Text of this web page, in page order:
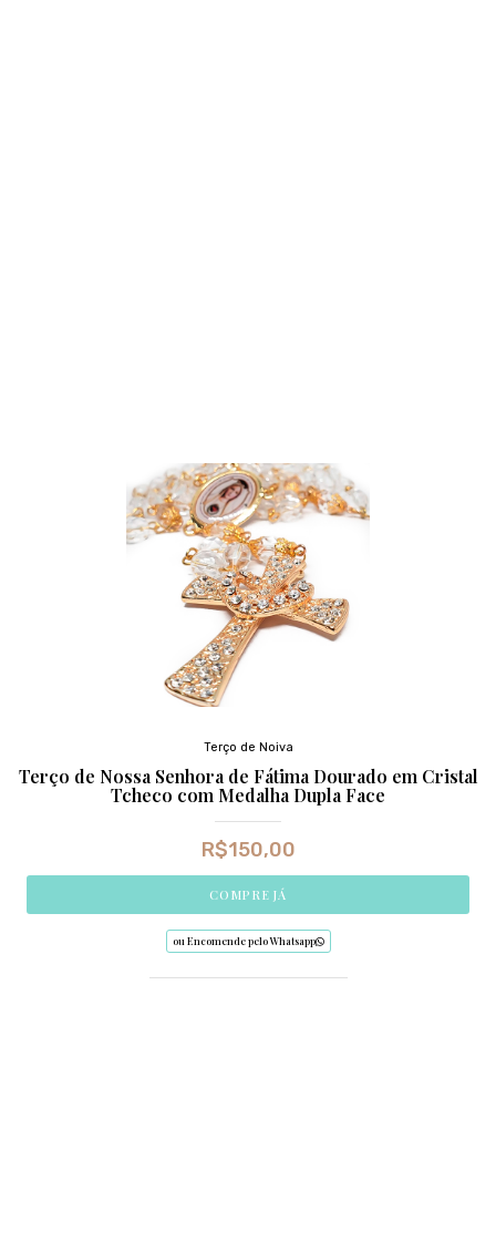
Terço de Noiva
Terço de Nossa Senhora de Fátima Dourado em Cristal
Tcheco com Medalha Dupla Face
R$150,00
COMPRE JÁ
ou Encomende pelo Whatsapp